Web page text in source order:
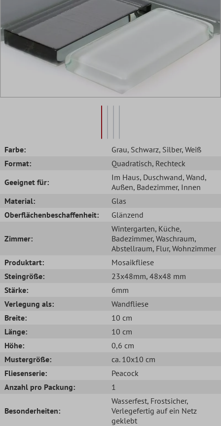
Farbe: Grau, Schwarz, Silber, Weiß
Format:
Quadratisch, Rechteck
Geeignet für:
Im Haus, Duschwand, Wand,
Außen, Badezimmer, Innen
Material:
Glas
Oberflächenbeschaffenheit:
Glänzend
Zimmer:
Wintergarten, Küche,
Badezimmer, Waschraum,
Abstellraum, Flur, Wohnzimmer
Produktart:
Mosaikfliese
Steingröße:
23x48mm, 48x48 mm
Stärke:
6mm
Verlegung als:
Wandfliese
Breite:
10 cm
Länge:
10 cm
Höhe:
0,6 cm
Mustergröße:
ca. 10x10 cm
Fliesenserie:
Peacock
Anzahl pro Packung:
1
Besonderheiten:
Wasserfest, Frostsicher,
Verlegefertig auf ein Netz
geklebt